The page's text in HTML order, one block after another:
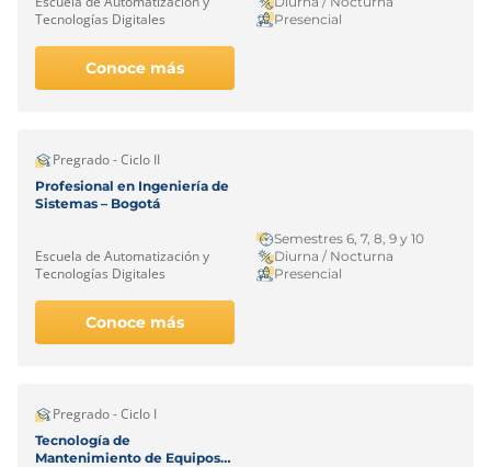
Tecnologías Digitales
Presencial
Conoce más
Pregrado - Ciclo II
Profesional en Ingeniería de
Sistemas – Bogotá
Escuela de Automatización y
Tecnologías Digitales
Semestres 6, 7, 8, 9 y 10
Diurna / Nocturna
Presencial
Conoce más
Pregrado - Ciclo I
Tecnología de
Mantenimiento de Equipos